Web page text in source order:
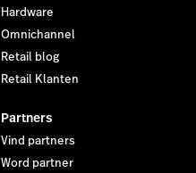
Hardware
Omnichannel
Retail blog
Retail Klanten
Partners
Vind partners
Word partner